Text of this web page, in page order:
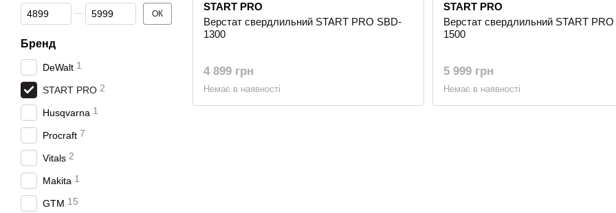
START PRO
Верстат свердлильний START PRO SBD-
1300
4 899 грн
Немає в наявності
START PRO
Верстат свердлильний START
1500
5 999 грн
Немає в наявності
Від Ціна, грн
До Ціна, грн ОК
Бренд
DeWalt 1
START PRO 2
Husqvarna 1
Procraft 7
Vitals 2
Makita 1
GTM 15